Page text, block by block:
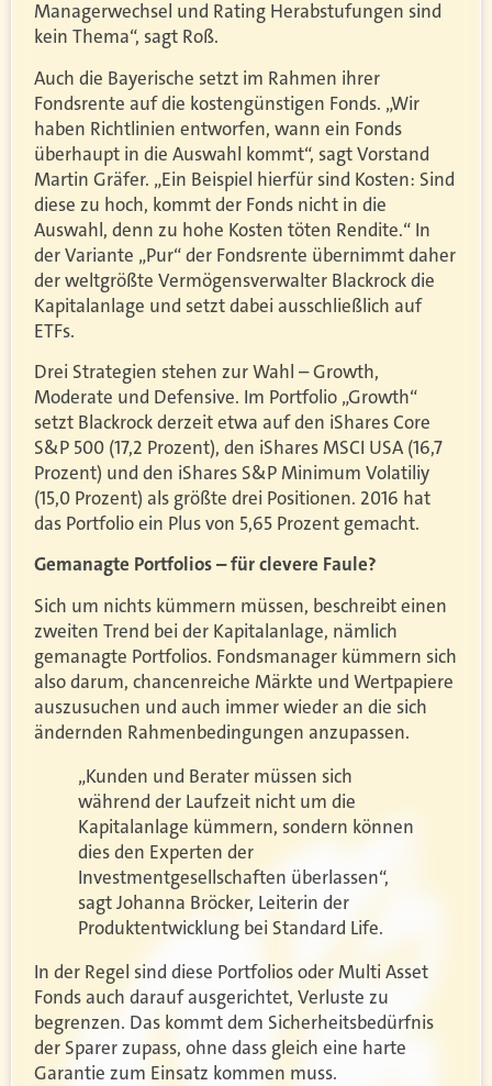
Managerwechsel und Rating Herabstufungen sind
kein Thema“, sagt Roß.
Auch die Bayerische setzt im Rahmen ihrer
Fondsrente auf die kostengünstigen Fonds. „Wir
haben Richtlinien entworfen, wann ein Fonds
überhaupt in die Auswahl kommt“, sagt Vorstand
Martin Gräfer. „Ein Beispiel hierfür sind Kosten: Sind
diese zu hoch, kommt der Fonds nicht in die
Auswahl, denn zu hohe Kosten töten Rendite.“ In
der Variante „Pur“ der Fondsrente übernimmt daher
der weltgrößte Vermögensverwalter Blackrock die
Kapitalanlage und setzt dabei ausschließlich auf
ETFs.
Drei Strategien stehen zur Wahl – Growth,
Moderate und Defensive. Im Portfolio „Growth“
setzt Blackrock derzeit etwa auf den iShares Core
S&P 500 (17,2 Prozent), den iShares MSCI USA (16,7
Prozent) und den iShares S&P Minimum Volatiliy
(15,0 Prozent) als größte drei Positionen. 2016 hat
das Portfolio ein Plus von 5,65 Prozent gemacht.
Gemanagte Portfolios – für clevere Faule?
Sich um nichts kümmern müssen, beschreibt einen
zweiten Trend bei der Kapitalanlage, nämlich
gemanagte Portfolios. Fondsmanager kümmern sich
also darum, chancenreiche Märkte und Wertpapiere
auszusuchen und auch immer wieder an die sich
ändernden Rahmenbedingungen anzupassen.
„Kunden und Berater müssen sich
während der Laufzeit nicht um die
Kapitalanlage kümmern, sondern können
dies den Experten der
Investmentgesellschaften überlassen“,
sagt Johanna Bröcker, Leiterin der
Produktentwicklung bei Standard Life.
In der Regel sind diese Portfolios oder Multi Asset
Fonds auch darauf ausgerichtet, Verluste zu
begrenzen. Das kommt dem Sicherheitsbedürfnis
der Sparer zupass, ohne dass gleich eine harte
Garantie zum Einsatz kommen muss.